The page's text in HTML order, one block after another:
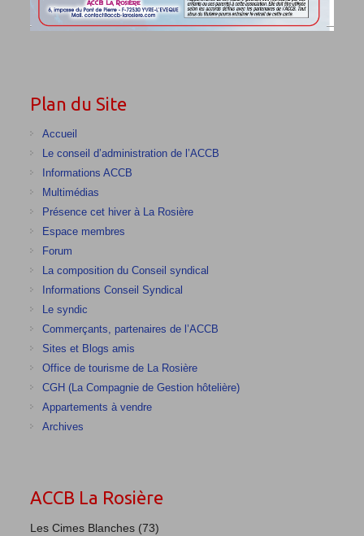
Plan du Site
Accueil
Le conseil d’administration de l’ACCB
Informations ACCB
Multimédias
Présence cet hiver à La Rosière
Espace membres
Forum
La composition du Conseil syndical
Informations Conseil Syndical
Le syndic
Commerçants, partenaires de l’ACCB
Sites et Blogs amis
Office de tourisme de La Rosière
CGH (La Compagnie de Gestion hôtelière)
Appartements à vendre
Archives
ACCB La Rosière
Les Cimes Blanches (73)